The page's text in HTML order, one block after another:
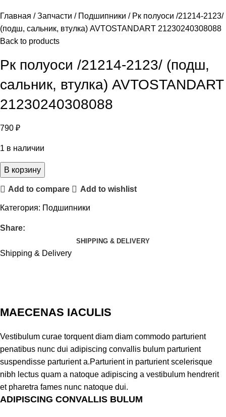
Главная Запчасти Подшипники
Рк полуоси /21214-2123/
(подш, сальник, втулка) AVTOSTANDART 21230240308088
Back to products
Рк полуоси /21214-2123/ (подш,
сальник, втулка) AVTOSTANDART
21230240308088
790 ₽
1 в наличии
В корзину
Add to compare Add to wishlist
Категория: Подшипники
Share:
SHIPPING & DELIVERY
Shipping & Delivery
MAECENAS IACULIS
Vestibulum curae torquent diam diam commodo parturient
penatibus nunc dui adipiscing convallis bulum parturient
suspendisse parturient a.Parturient in parturient scelerisque
nibh lectus quam a natoque adipiscing a vestibulum hendrerit
et pharetra fames nunc natoque dui.
ADIPISCING CONVALLIS BULUM